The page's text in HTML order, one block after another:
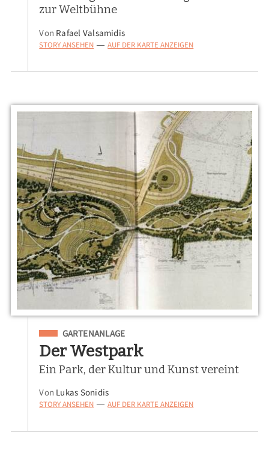
zur Weltbühne
Von Rafael Valsamidis
STORY ANSEHEN — AUF DER KARTE ANZEIGEN
Eingeordnet unter
GARTENANLAGE
Der Westpark
Ein Park, der Kultur und Kunst vereint
Von Lukas Sonidis
STORY ANSEHEN — AUF DER KARTE ANZEIGEN